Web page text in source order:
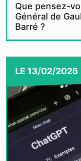
Que pensez-
Général de
Barré ?
LE 13/02/2026